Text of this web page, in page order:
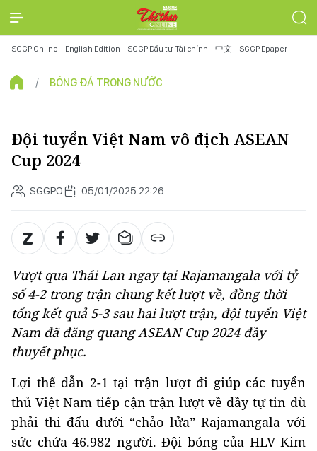
SGGP Online English Edition SGGP Đầu tư Tài chính 中文 SGGP Epaper
BÓNG ĐÁ TRONG NƯỚC
Đội tuyển Việt Nam vô địch ASEAN
Cup 2024
SGGPO 05/01/2025 22:26
Vượt qua Thái Lan ngay tại Rajamangala với tỷ
số 4-2 trong trận chung kết lượt về, đồng thời
tổng kết quả 5-3 sau hai lượt trận, đội tuyển Việt
Nam đã đăng quang ASEAN Cup 2024 đầy
thuyết phục.
Lợi thế dẫn 2-1 tại trận lượt đi giúp các tuyển
thủ Việt Nam tiếp cận trận lượt về đầy tự tin dù
phải thi đấu dưới “chảo lửa” Rajamangala với
sức chứa 46.982 người. Đội bóng của HLV Kim